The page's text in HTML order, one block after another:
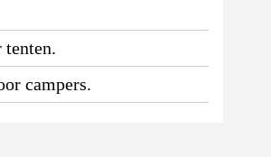
tenten.
campers.